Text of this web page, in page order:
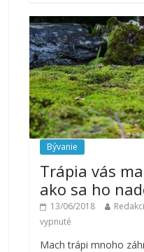
Bývanie
Trápia vás
ako sa ho
13/06/2018
vypnuté
Mach trápi mnoho